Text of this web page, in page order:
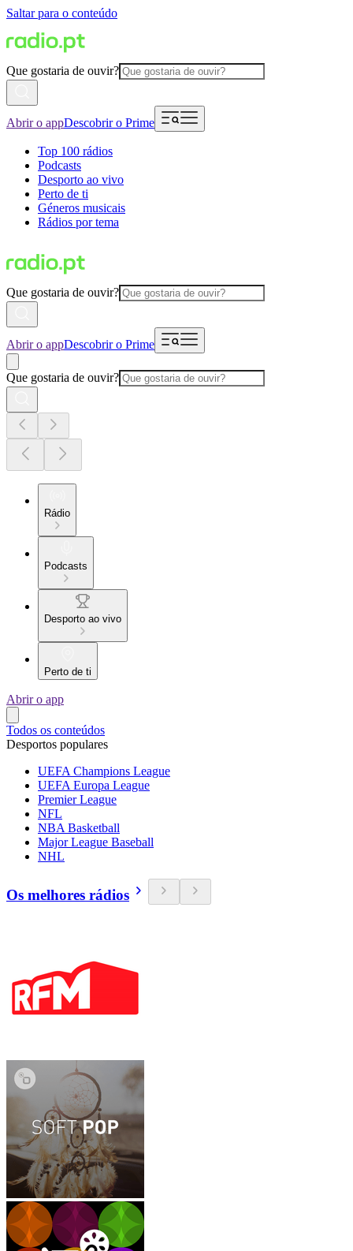
Saltar para o conteúdo
Que gostaria de ouvir?
Abrir o appDescobrir o Prime
Top 100 rádios
Podcasts
Desporto ao vivo
Perto de ti
Géneros musicais
Rádios por tema
Que gostaria de ouvir?
Abrir o appDescobrir o Prime
Que gostaria de ouvir?
Rádio
Podcasts
Desporto ao vivo
Perto de ti
Abrir o app
Todos os conteúdos
Desportos populares
UEFA Champions League
UEFA Europa League
Premier League
NFL
NBA Basketball
Major League Baseball
NHL
Os melhores rádios